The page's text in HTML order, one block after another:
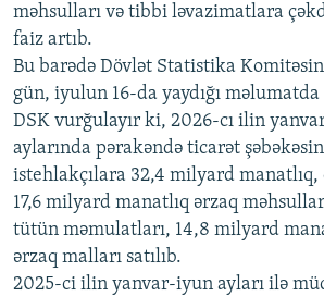
Auto 240p 360p
720p 1080p
məhsulları və tibbi ləvazimatlara
faiz artıb.
Bu barədə Dövlət Statistika
gün, iyulun 16-da yaydığı
DSK vurğulayır ki, 2026-cı ilin
aylarında pərakəndə ticarət
istehlakçılara 32,4 milyard manatlıq,
17,6 milyard manatlıq ərzaq
tütün məmulatları, 14,8 milyard
ərzaq malları satılıb.
2025-ci ilin yanvar-iyun ayları ilə